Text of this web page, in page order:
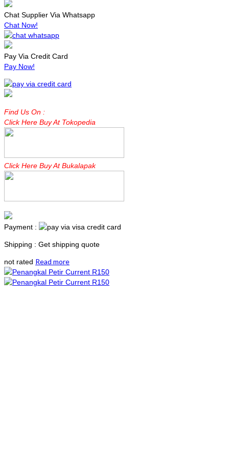
Chat Supplier Via Whatsapp
Chat Now!
Pay Via Credit Card
Pay Now!
Find Us On :
Click Here Buy At Tokopedia
Click Here Buy At Bukalapak
Payment :
Shipping : Get shipping quote
not rated Read more